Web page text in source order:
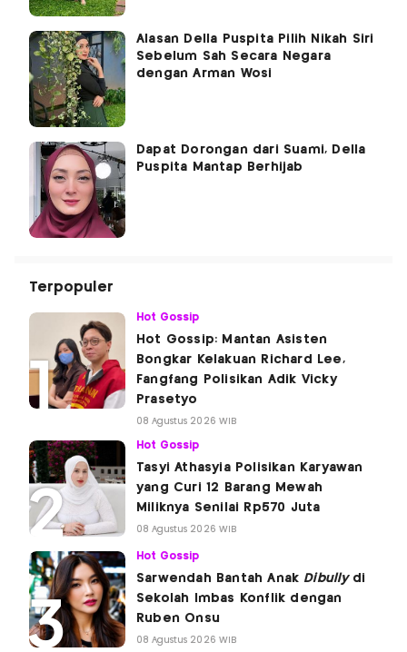
Alasan Della Puspita Pilih Nikah Siri
Sebelum Sah Secara Negara
dengan Arman Wosi
Dapat Dorongan dari Suami, Della
Puspita Mantap Berhijab
Terpopuler
Hot Gossip
Hot Gossip: Mantan Asisten
Bongkar Kelakuan Richard Lee,
Fangfang Polisikan Adik Vicky
Prasetyo
08 Agustus 2026 WIB
Hot Gossip
Tasyi Athasyia Polisikan Karyawan
yang Curi 12 Barang Mewah
Miliknya Senilai Rp570 Juta
08 Agustus 2026 WIB
Hot Gossip
Sarwendah Bantah Anak Dibullydi
Sekolah Imbas Konflik dengan
Ruben Onsu
08 Agustus 2026 WIB